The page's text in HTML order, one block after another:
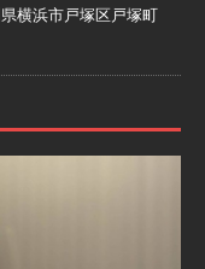
横浜市戸塚区戸塚町